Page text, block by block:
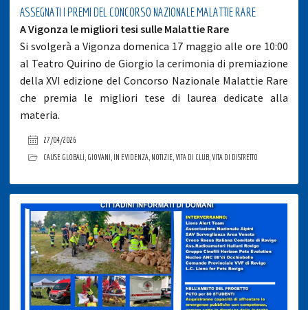
ASSEGNATI I PREMI DEL CONCORSO NAZIONALE MALATTIE RARE
A Vigonza le migliori tesi sulle Malattie Rare
Si svolgerà a Vigonza domenica 17 maggio alle ore 10:00
al Teatro Quirino de Giorgio la cerimonia di premiazione
della XVI edizione del Concorso Nazionale Malattie Rare
che premia le migliori tese di laurea dedicate alla
materia.
27/04/2026
CAUSE GLOBALI
GIOVANI IN EVIDENZA NOTIZIE ,VITA DI CLUB ,VITA DI DISTRETTO